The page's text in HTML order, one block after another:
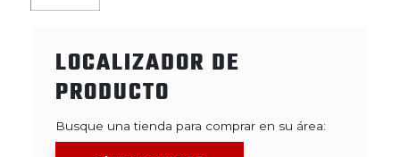
LOCALIZADOR DE
PRODUCTO
Busque una tienda para comprar en su área: